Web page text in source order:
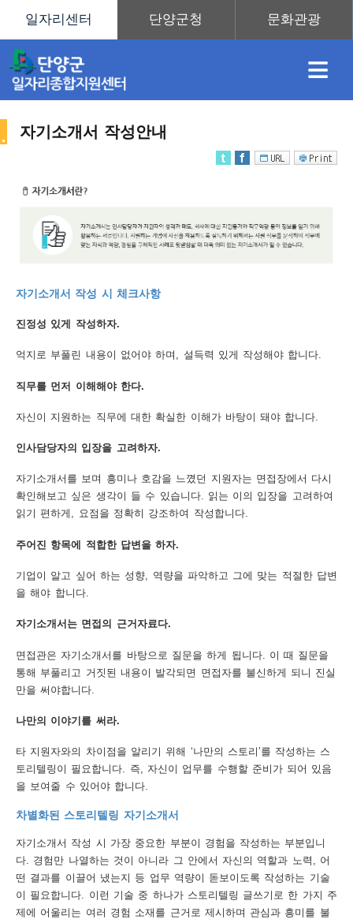
≡
자기소개서 작성안내
자기소개서 작성 시 체크사항
진정성 있게 작성하자.
억지로 부풀린 내용이 없어야 하며, 설득력 있게 작성해야 합니다.
직무를 먼저 이해해야 한다.
자신이 지원하는 직무에 대한 확실한 이해가 바탕이 돼야 합니다.
인사담당자의 입장을 고려하자.
자기소개서를 보며 흥미나 호감을 느꼈던 지원자는 면접장에서 다시
확인해보고 싶은 생각이 들 수 있습니다. 읽는 이의 입장을 고려하여
읽기 편하게, 요점을 정확히 강조하여 작성합니다.
주어진 항목에 적합한 답변을 하자.
기업이 알고 싶어 하는 성향, 역량을 파악하고 그에 맞는 적절한 답변
을 해야 합니다.
자기소개서는 면접의 근거자료다.
면접관은 자기소개서를 바탕으로 질문을 하게 됩니다. 이 때 질문을
통해 부풀리고 거짓된 내용이 발각되면 면접자를 불신하게 되니 진실
만을 써야합니다.
나만의 이야기를 써라.
타 지원자와의 차이점을 알리기 위해 ‘나만의 스토리’를 작성하는 스
토리텔링이 필요합니다. 즉, 자신이 업무를 수행할 준비가 되어 있음
을 보여줄 수 있어야 합니다.
차별화된 스토리텔링 자기소개서
자기소개서 작성 시 가장 중요한 부분이 경험을 작성하는 부분입니
다. 경험만 나열하는 것이 아니라 그 안에서 자신의 역할과 노력, 어
떤 결과를 이끌어 냈는지 등 업무 역량이 돋보이도록 작성하는 기술
이 필요합니다. 이런 기술 중 하나가 스토리텔링 글쓰기로 한 가지 주
제에 어울리는 여러 경험 소재를 근거로 제시하며 관심과 흥미를 불
업
도
우
미
취
사
안
내